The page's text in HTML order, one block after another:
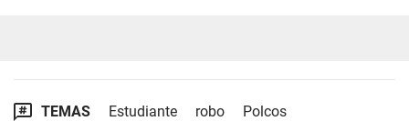
TEMAS Estudiante robo Polcos